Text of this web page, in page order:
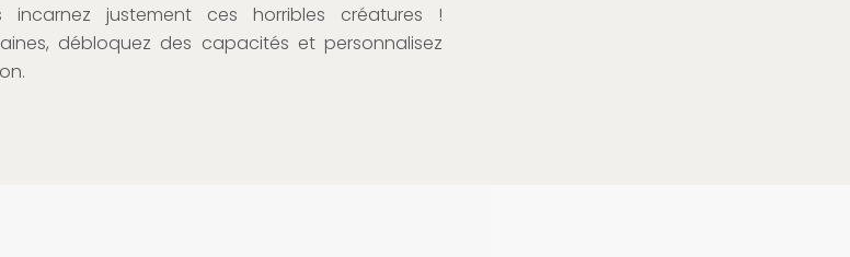
incarnez justement ces horribles créatures !
débloquez des capacités et personnalisez